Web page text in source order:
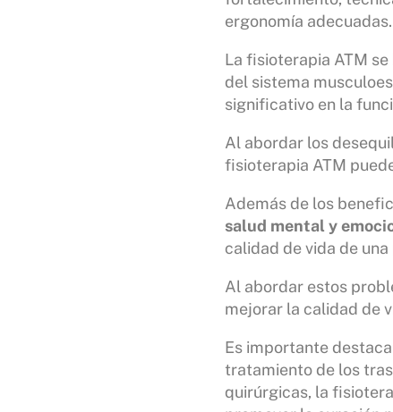
ergonomía adecuadas.
La fisioterapia ATM
del sistema
significativo en la
Al abordar los
fisioterapia ATM
Además de los
salud mental y
calidad de vida de
Al abordar estos
mejorar la calidad de
Es importante
tratamiento de los
quirúrgicas, la